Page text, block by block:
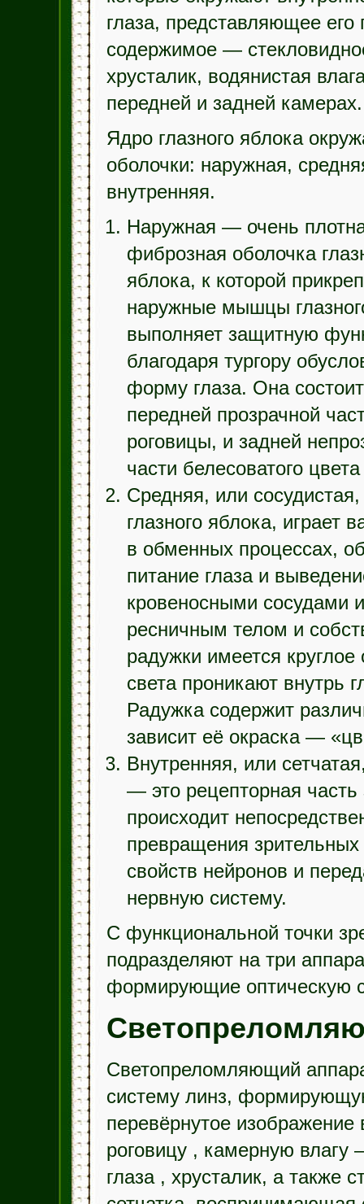
глаза, представляющее его
содержимое —
хрусталик, водянистая
передней и задней камерах.
Ядро глазного яблока
оболочки: наружная,
внутренняя.
Наружная — очень
фиброзная оболочка
яблока, к которой
наружные мышцы
выполняет защитную
благодаря тургору
форму глаза. Она
передней прозрачной
роговицы, и задней
части белесоватого
Средняя, или
глазного яблока, играет
в обменных процессах,
питание глаза и
кровеносными сосудами
ресничным телом и
радужки имеется
света проникают внутрь
Радужка содержит
зависит её окраска —
Внутренняя, или
— это рецепторная часть
происходит
превращения зрительных
свойств нейронов и
нервную систему.
С функциональной точки
подразделяют на три
формирующие оптическую
Светопреломляющий
систему линз,
перевёрнутое
роговицу , камерную влагу
глаза , хрусталик, а также